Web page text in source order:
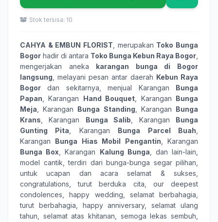
Stok tersisa: 10
CAHYA & EMBUN FLORIST , merupakan Toko Bunga
Bogor hadir di antara Toko Bunga Kebun Raya Bogor
mengerjakan aneka karangan bunga
di Bogor
langsung , melayani pesan antar daerah Kebun Raya
Bogor
dan sekitarnya, menjual Karangan Bunga
Papan , Karangan Hand Bouquet , Karangan Bunga
Meja , Karangan Bunga Standing , Karangan Bunga
Krans , Karangan Bunga Salib , Karangan Bunga
Gunting Pita , Karangan Bunga Parcel Buah
Karangan Bunga Hias Mobil Pengantin , Karangan
Bunga Box , Karangan Kalung Bunga , dan lain-lain,
model cantik, terdiri dari bunga-bunga segar pilihan,
untuk ucapan dan acaraselamat & sukses
congratulations ,turut berduka cita
our deepest
condolences ,happy wedding selamat berbahagia
turut berbahagia
happy anniversary,selamat ulang
tahun
selamat atas khitanan semoga lekas sembuh